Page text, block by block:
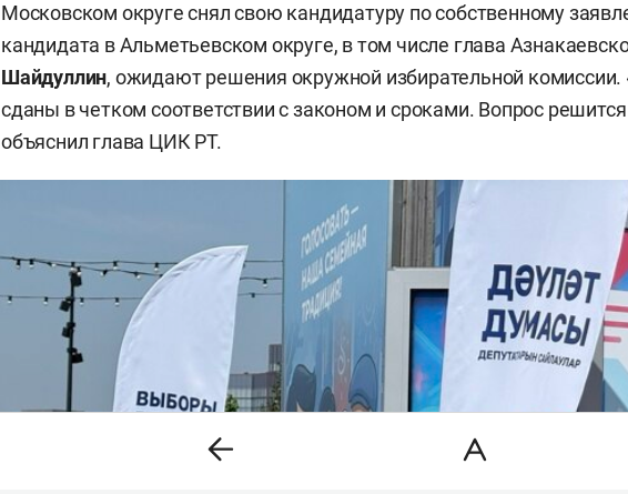
Московском округе снял свою кандидатуру по собственному
кандидата в Альметьевском округе, в том числе глава
Шайдуллин, ожидают решения окружной избирательной комиссии.
сданы в четком соответствии с законом и сроками. Вопрос
объяснил глава ЦИК РТ.